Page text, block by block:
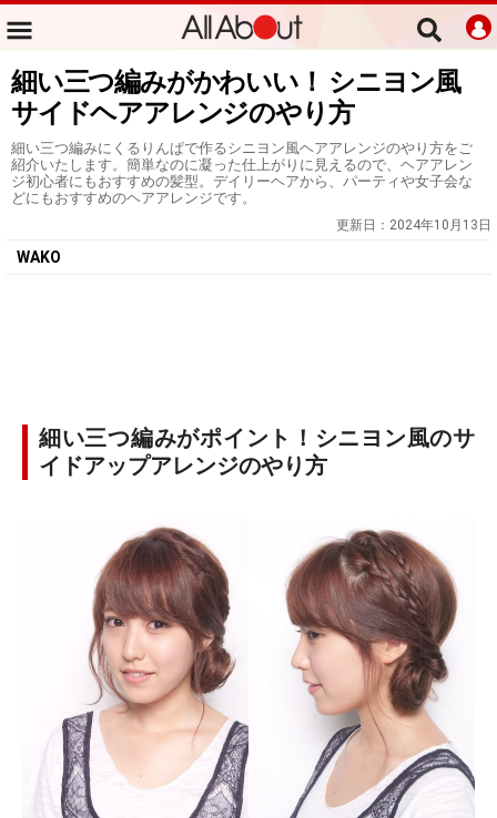
細い三つ編みがかわいい！ シニヨン風
サイドヘアアレンジのやり方
細い三つ編みにくるりんぱで作るシニヨン風ヘアアレンジのやり方をご
紹介いたします。簡単なのに凝った仕上がりに見えるので、ヘアアレン
ジ初心者にもおすすめの髪型。デイリーヘアから、パーティや女子会な
どにもおすすめのヘアアレンジです。
更新日： 2024年10月13日
WAKO
細い三つ編みがポイント！シニヨン風のサ
イドアップアレンジのやり方